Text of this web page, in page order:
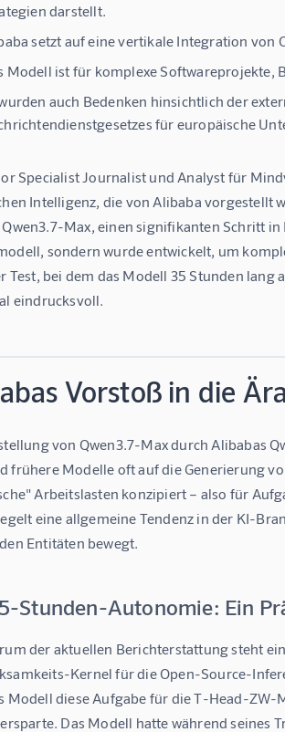
darstellt.
setzt auf eine vertikale Integration
Modell ist für komplexe
auch Bedenken hinsichtlich der
für europäische
Specialist Journalist und Analyst für
Intelligenz, die von Alibaba vorgestellt
Max, einen signifikanten Schritt
sondern wurde entwickelt, um
Test, bei dem das Modell 35 Stunden
eindrucksvoll.
Vorstoß in die
von Qwen3.7-Max durch Alibabas
frühere Modelle oft auf die Generierung
Arbeitslasten konzipiert – also für
eine allgemeine Tendenz in der KI-
Entitäten bewegt.
Stunden-Autonomie: Ein
der aktuellen Berichterstattung steht
Kernel für die Open-Source-
Modell diese Aufgabe für die T-Head-
Das Modell hatte während seines